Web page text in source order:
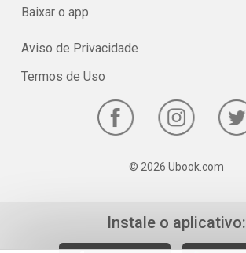
Baixar o app
Aviso de Privacidade
Termos de Uso
© 2026 Ubook.com
Instale o aplicativo: